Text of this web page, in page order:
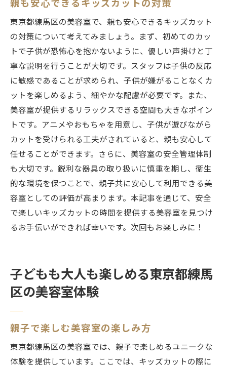
親も安心できるキッズカットの対策
東京都練馬区の美容室で、親も安心できるキッズカット
の対策について考えてみましょう。まず、初めてのカッ
トで子供が恐怖心を抱かないように、優しい声掛けと丁
寧な説明を行うことが大切です。スタッフは子供の反応
に敏感であることが求められ、子供が嫌がることなくカ
ットを楽しめるよう、細やかな配慮が必要です。また、
美容室が提供するリラックスできる空間も大きなポイン
トです。アニメやおもちゃを用意し、子供が遊びながら
カットを受けられる工夫がされていると、親も安心して
任せることができます。さらに、美容室の安全管理体制
も大切です。鋭利な器具の取り扱いに慎重を期し、衛生
的な環境を保つことで、親子共に安心して利用できる美
容室としての評価が高まります。本記事を通じて、安全
で楽しいキッズカットの時間を提供する美容室を見つけ
るお手伝いができれば幸いです。次回もお楽しみに！
子どもも大人も楽しめる東京都練馬
区の美容室体験
親子で楽しむ美容室の楽しみ方
東京都練馬区の美容室では、親子で楽しめるユニークな
体験を提供しています。ここでは、キッズカットの際に